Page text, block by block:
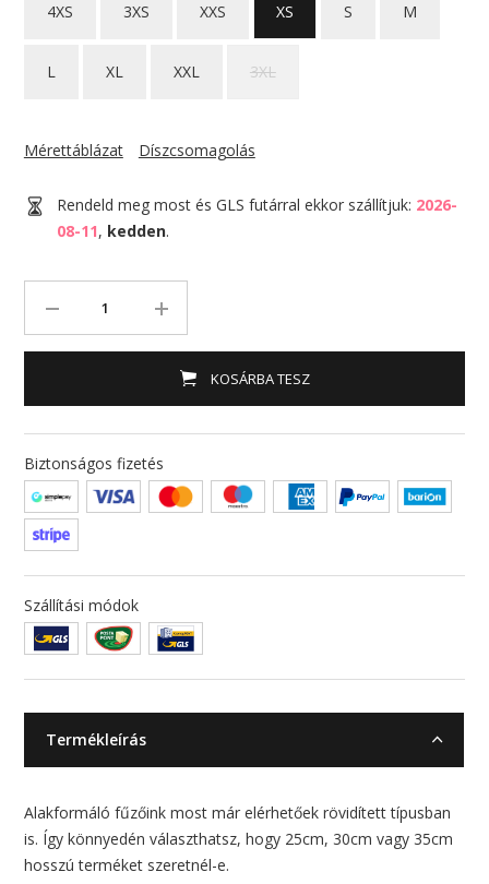
4XS 3XS XXS XS S M
L XL XXL 3XL
Mérettáblázat Díszcsomagolás
Rendeld meg most és GLS futárral ekkor szállítjuk: 2026-
08-11, kedden.
KOSÁRBA TESZ
Biztonságos fizetés
Szállítási módok
Termékleírás
Alakformáló fűzőink most már elérhetőek rövidített típusban
is. Így könnyedén választhatsz, hogy 25cm, 30cm vagy 35cm
hosszú terméket szeretnél-e.